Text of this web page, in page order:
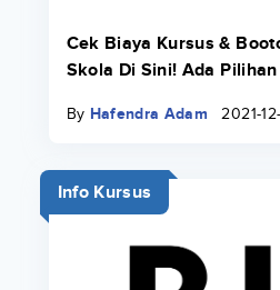
Cek Biaya Kursus &
Skola Di Sini! Ada
By Hafendra Adam 2021-
Info Kursus